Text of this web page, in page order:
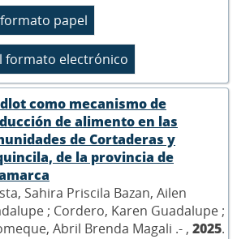
como mecanismo de
de alimento en las
de Cortaderas y
de la provincia de
Sahira Priscila Bazan, Ailen
; Cordero, Karen Guadalupe ;
Abril Brenda Magali .- , 2025.